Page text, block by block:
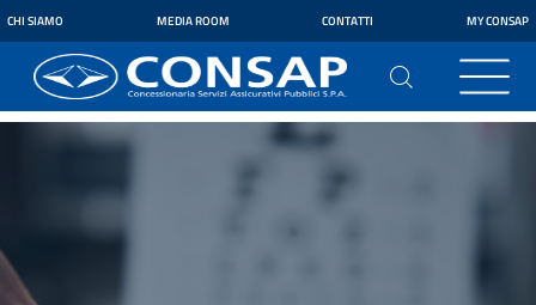
CHI SIAMO MEDIA ROOM CONTATTI MY CONSAP